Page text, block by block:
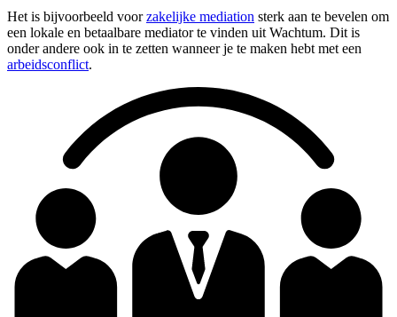
Het is bijvoorbeeld voorzakelijke mediation sterk aan te bevelen om
een lokale en betaalbare mediator te vinden uit Wachtum. Dit is
onder andere ook in te zetten wanneer je te maken hebt met een
arbeidsconflict.